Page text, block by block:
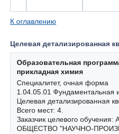
К оглавлению
Целевая детализированная
Образовательная
прикладная химия
Специалитет, очная форма
1.04.05.01 Фундаментальная
Целевая детализированная
Всего мест: 4.
Заказчик целевого
ОБЩЕСТВО "НАУЧНО-